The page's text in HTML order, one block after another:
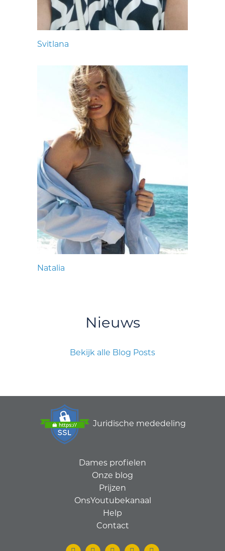
Svitlana
Natalia
Nieuws
Bekijk alle Blog Posts
Juridische mededeling
Dames profielen
Onze blog
Prijzen
OnsYoutubekanaal
Help
Contact